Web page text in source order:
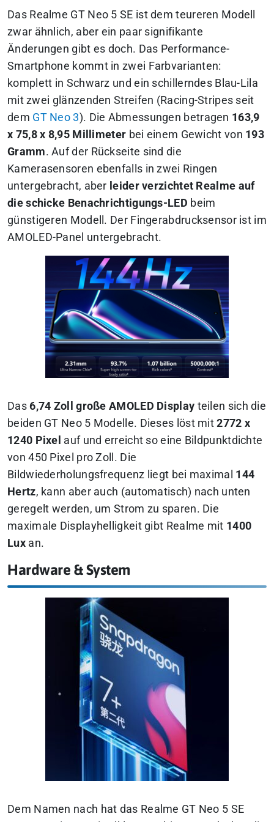
Das Realme GT Neo 5 SE ist dem teureren Modell
zwar ähnlich, aber ein paar signifikante
Änderungen gibt es doch. Das Performance-
Smartphone kommt in zwei Farbvarianten:
komplett in Schwarz und ein schillerndes Blau-Lila
mit zwei glänzenden Streifen (Racing-Stripes seit
dem GT Neo 3). Die Abmessungen betragen 163,9
x 75,8 x 8,95 Millimeter bei einem Gewicht von 193
Gramm. Auf der Rückseite sind die
Kamerasensoren ebenfalls in zwei Ringen
untergebracht, aber leider verzichtet Realme auf
die schicke Benachrichtigungs-LED beim
günstigeren Modell. Der Fingerabdrucksensor ist im
AMOLED-Panel untergebracht.
Das6,74 Zoll große AMOLED Display teilen sich die
beiden GT Neo 5 Modelle. Dieses löst mit2772 x
1240 Pixel auf und erreicht so eine Bildpunktdichte
von 450 Pixel pro Zoll. Die
Bildwiederholungsfrequenz liegt bei maximal 144
Hertz, kann aber auch (automatisch) nach unten
geregelt werden, um Strom zu sparen. Die
maximale Displayhelligkeit gibt Realme mit 1400
Luxan.
Hardware & System
Dem Namen nach hat das Realme GT Neo 5 SE